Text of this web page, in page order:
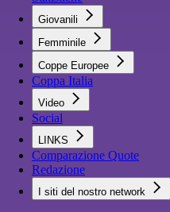
Giovanili
Femminile
Coppe Europee
Coppa Italia
Video
Social
LINKS
Comparazione Quote
Redazione
I siti del nostro network